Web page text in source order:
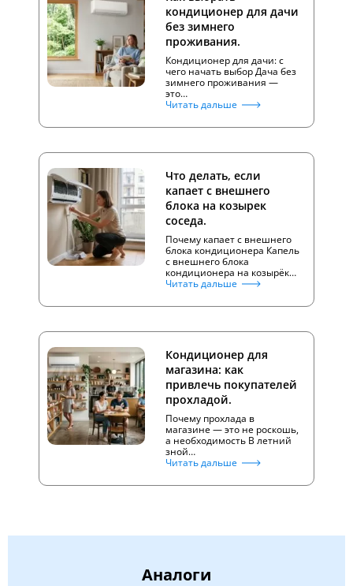
кондиционер для дачи
без зимнего
проживания.
Кондиционер для дачи: с
чего начать выбор Дача без
зимнего проживания —
это…
Читать дальше
Что делать, если
капает с внешнего
блока на козырек
соседа.
Почему капает с внешнего
блока кондиционера Капель
с внешнего блока
кондиционера на козырёк…
Читать дальше
Кондиционер для
магазина: как
привлечь покупателей
прохладой.
Почему прохлада в
магазине — это не роскошь,
а необходимость В летний
зной…
Читать дальше
Аналоги